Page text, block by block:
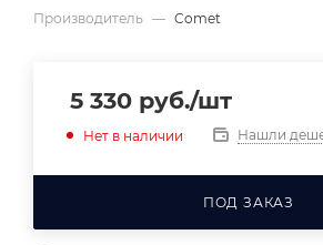
Производитель — Comet
5 330 руб./шт
Нет в наличии Нашли
ПОД ЗАКАЗ